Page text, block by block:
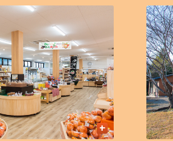
+